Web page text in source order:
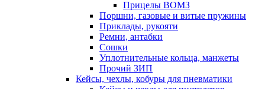
Прицелы ВОМЗ
Поршни, газовые и витые пружины
Приклады, рукояти
Ремни, антабки
Сошки
Уплотнительные кольца, манжеты
Прочий ЗИП
Кейсы, чехлы, кобуры для пневматики